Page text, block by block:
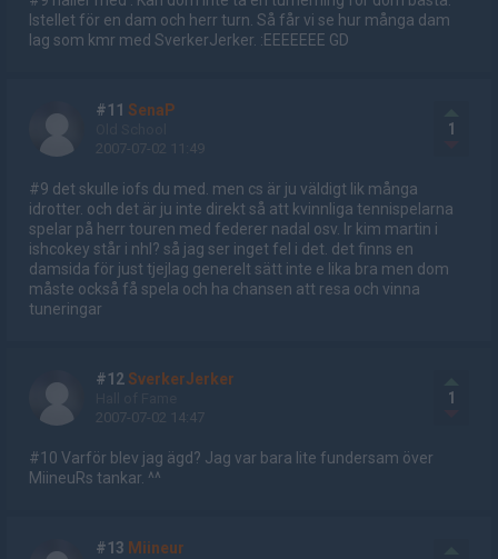
Istellet för en dam och herr turn. Så får vi se hur många dam
lag som kmr med SverkerJerker. :EEEEEEE GD
#11 SenaP
2007-07-02 11:49
1
#9 det skulle iofs du med. men cs är ju väldigt lik många
idrotter. och det är ju inte direkt så att kvinnliga tennispelarna
spelar på herr touren med federer nadal osv. lr kim martin i
ishcokey står i nhl? så jag ser inget fel i det. det finns en
damsida för just tjejlag generelt sätt inte e lika bra men dom
måste också få spela och ha chansen att resa och vinna
tuneringar
#12 SverkerJerker
2007-07-02 14:47
1
#10 Varför blev jag ägd? Jag var bara lite fundersam över
MiineuRs tankar. ^^
#13 Miineur